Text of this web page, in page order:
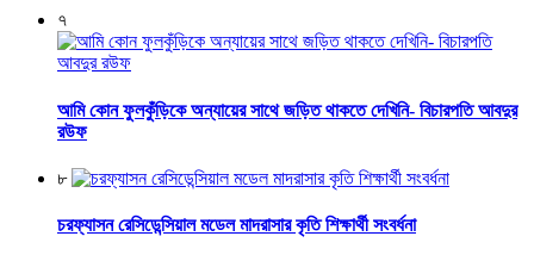
৭
আমি কোন ফুলকুঁড়িকে অন্যায়ের সাথে জড়িত থাকতে দেখিনি- বিচারপতি আবদুর
রউফ
৮
চরফ্যাসন রেসিডেন্সিয়াল মডেল মাদরাসার কৃতি শিক্ষার্থী সংবর্ধনা